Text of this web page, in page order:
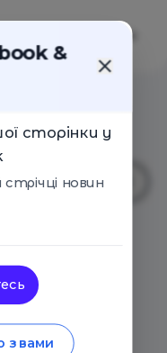
&
сторінки у
новин
з вами